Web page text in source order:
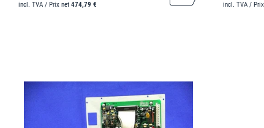
incl. TVA / Prix net 474,79 € incl. TVA /